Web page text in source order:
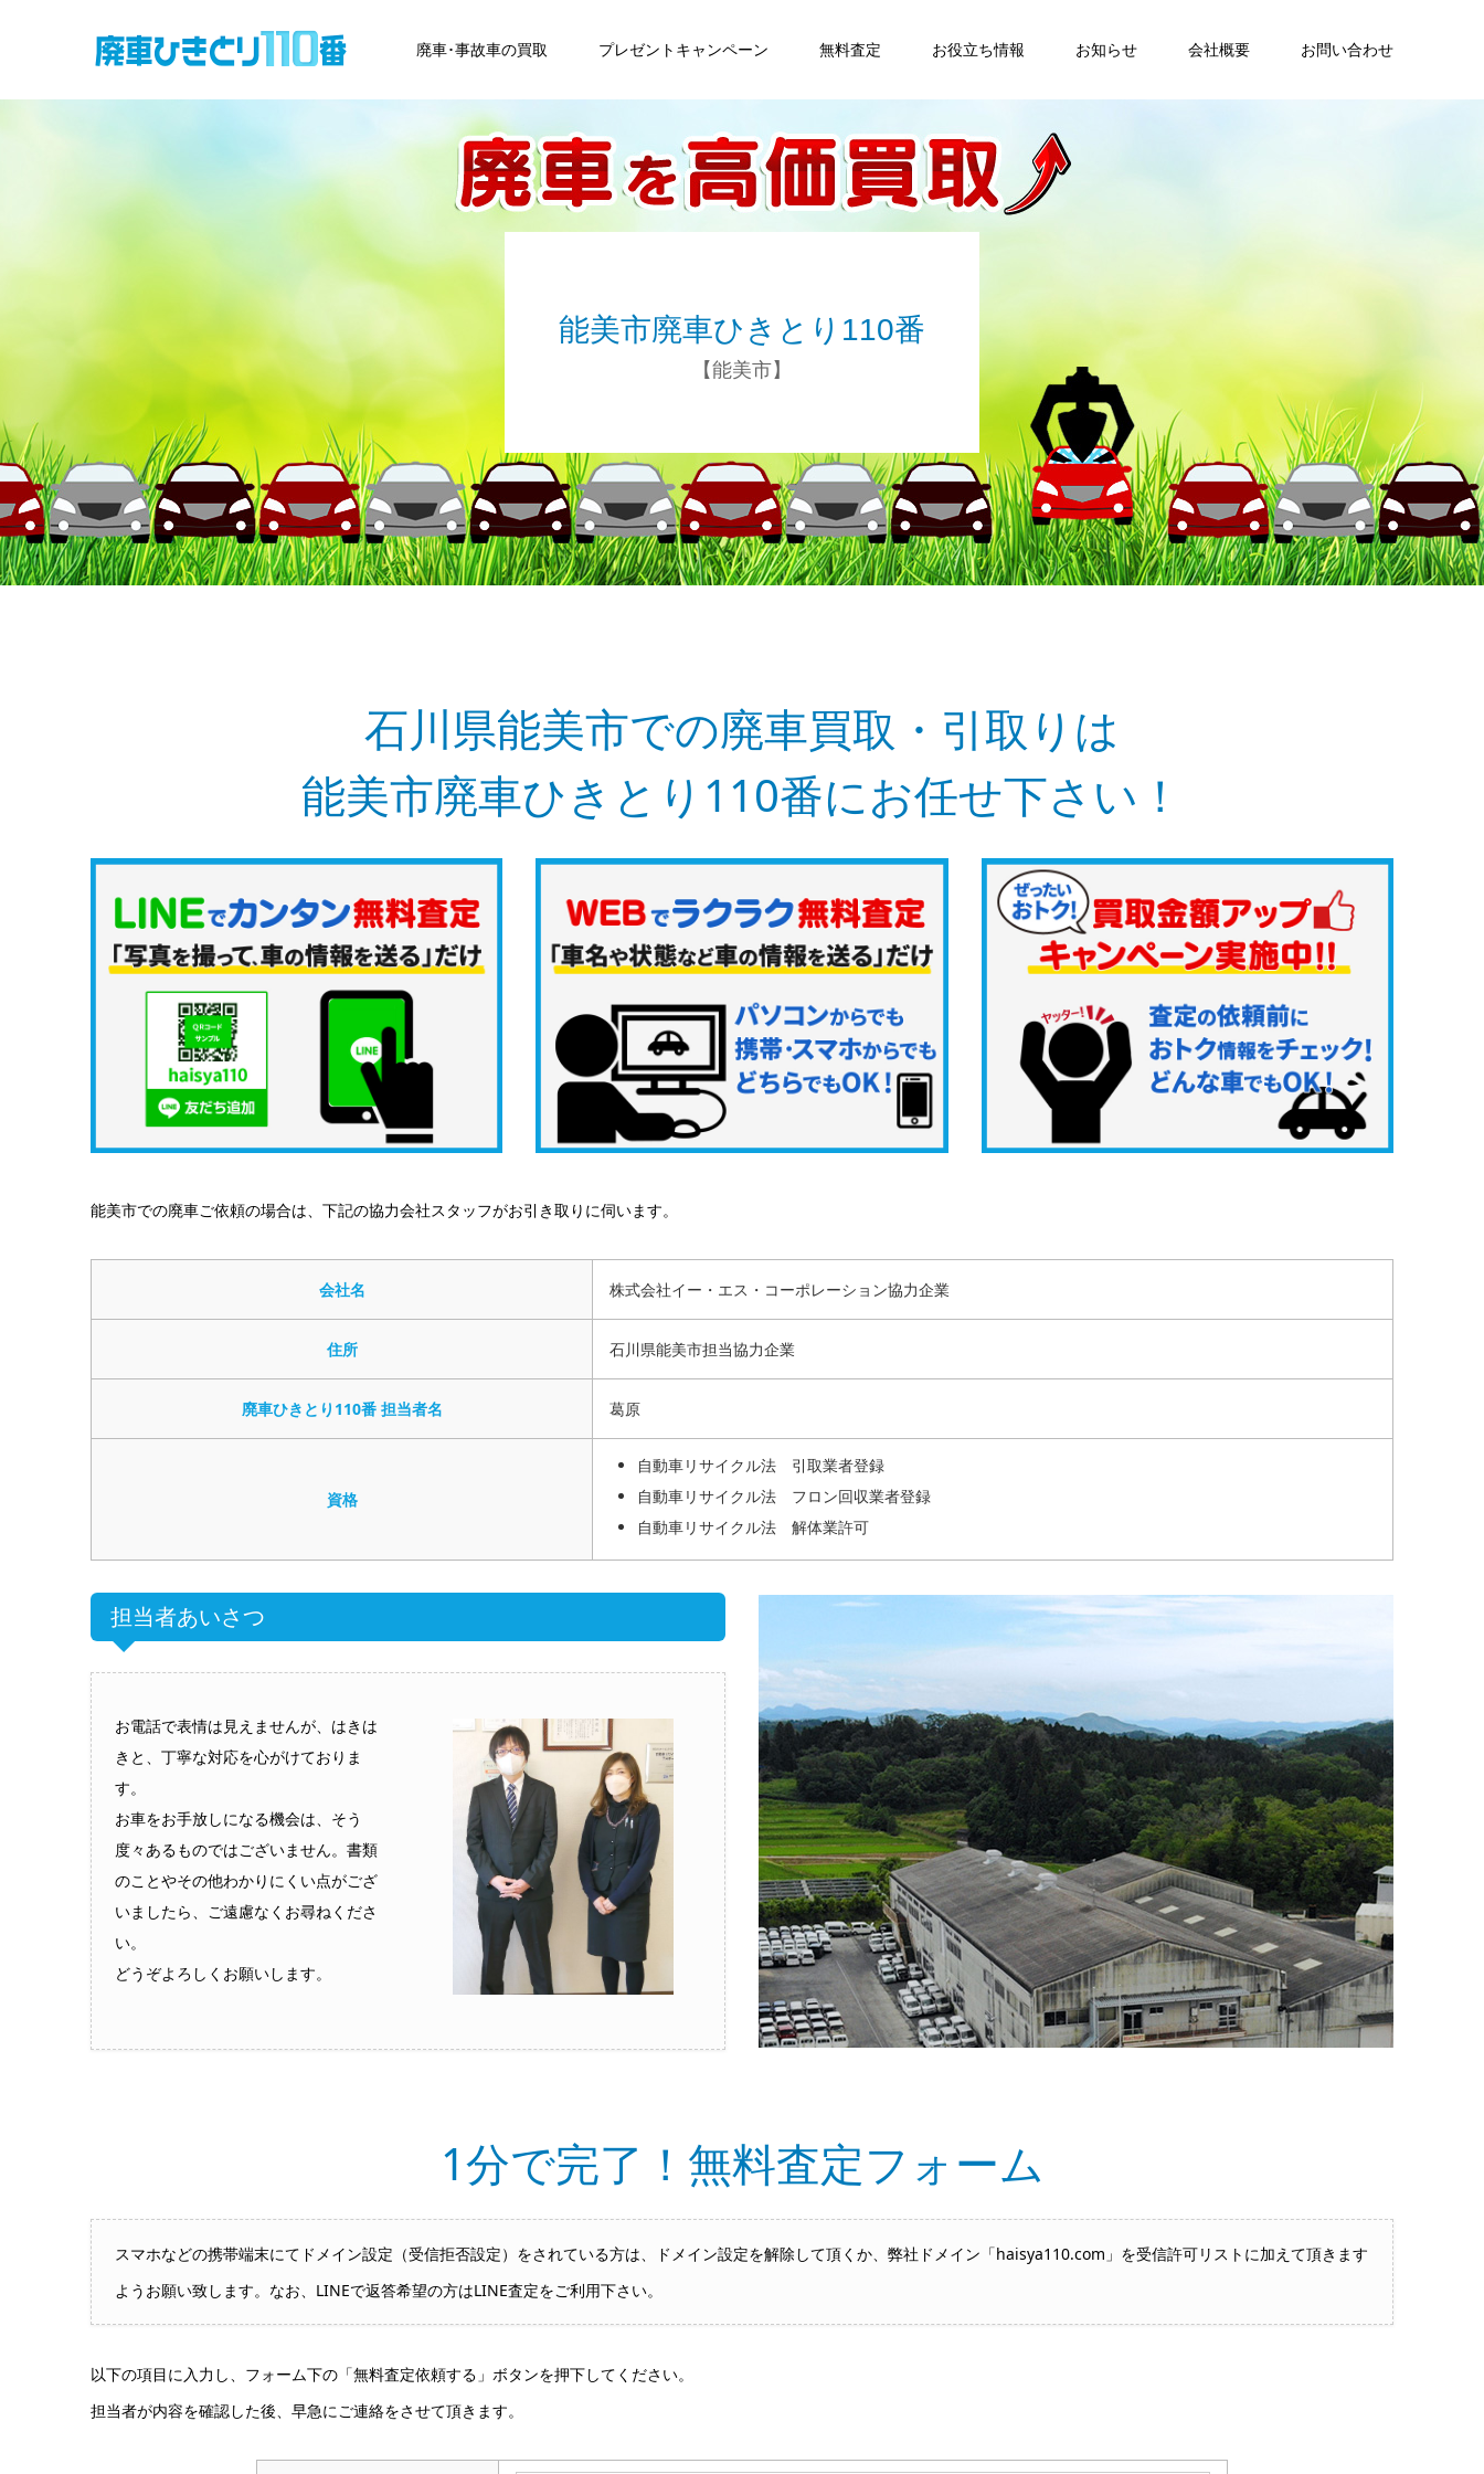
廃車･事故車の買取 プレゼントキャンペーン 無料査定 お役立ち情報 お知らせ 会社概要 お問い合わせ
能美市廃車ひきとり110番
【能美市】
石川県能美市での廃車買取・引取りは
能美市廃車ひきとり110番にお任せ下さい！
能美市での廃車ご依頼の場合は、下記の協力会社スタッフがお引き取りに伺います。
会社名 株式会社イー・エス・コーポレーション協力企業
住所 石川県能美市担当協力企業
廃車ひきとり110番 担当者名 葛原
資格
自動車リサイクル法 引取業者登録
自動車リサイクル法 フロン回収業者登録
自動車リサイクル法 解体業許可
担当者あいさつ
お電話で表情は見えませんが、はきは
きと、丁寧な対応を心がけておりま
す。
お車をお手放しになる機会は、そう
度々あるものではございません。書類
のことやその他わかりにくい点がござ
いましたら、ご遠慮なくお尋ねくださ
い。
どうぞよろしくお願いします。
1分で完了！無料査定フォーム
スマホなどの携帯端末にてドメイン設定（受信拒否設定）をされている方は、ドメイン設定を解除して頂くか、弊社ドメイン「haisya110.com」を受信許可リストに加えて頂きます
ようお願い致します。なお、LINEで返答希望の方はLINE査定をご利用下さい。
以下の項目に入力し、フォーム下の「無料査定依頼する」ボタンを押下してください。
担当者が内容を確認した後、早急にご連絡をさせて頂きます。